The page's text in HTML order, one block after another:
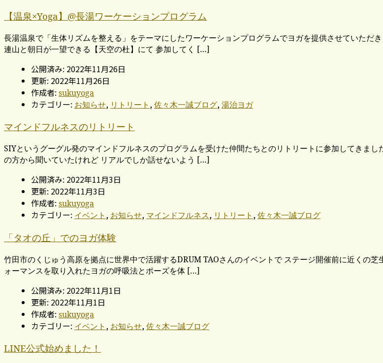
【温泉×Yoga】@長湯ワーケーションプログラム
長湯温泉で「生体リズムを整える」をテーマにしたワーケーションプログラムでヨガを提供させていただ
連山と朝日が一望できる【天空の杜】にて 参加してく […]
公開済み: 2022年11月26日
更新: 2022年11月26日
作成者: sukuyoga
カテゴリー: お知らせ, リトリート , 佐々木一誠ブログ, 湯治ヨガ
マインドフルネスのリトリート
SIYというグーグル発のマインドフルネスのプログラムを受けた仲間たちとのリトリートに参加してきま
の方から聞いていたけれど リアルでしか話せないよう […]
公開済み: 2022年11月3日
更新: 2022年11月3日
作成者: sukuyoga
カテゴリー: イベント , お知らせ, マインドフルネス, リトリート ,佐々木一誠ブログ
「タオの丘」でのヨガ体験
竹田市のくじゅう高原を拠点に世界中で活躍するDRUM TAOさんのイベントで ステージ開催前に近くの
ォーマンスを取り入れたヨガの呼吸法とポーズを体 […]
公開済み: 2022年11月1日
更新: 2022年11月1日
作成者: sukuyoga
カテゴリー: イベント , お知らせ, 佐々木一誠ブログ
LINE公式始めました！